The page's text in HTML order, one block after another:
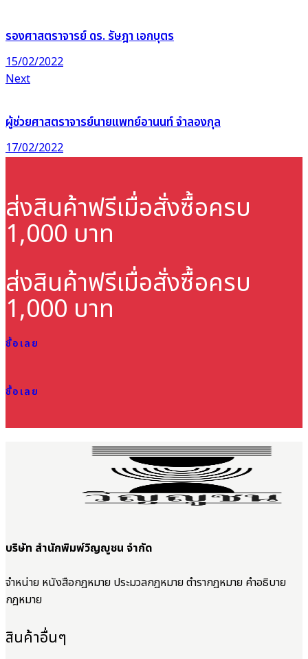
รองศาสตราจารย์ ดร. รัษฎา เอกบุตร
15/02/2022
Next
ผู้ช่วยศาสตราจารย์นายแพทย์อานนท์ จำลองกุล
17/02/2022
ส่งสินค้าฟรีเมื่อสั่งซื้อครบ
1,000 บาท
ส่งสินค้าฟรีเมื่อสั่งซื้อครบ
1,000 บาท
ซื้อเลย
ซื้อเลย
บริษัท สำนักพิมพ์วิญญูชน จำกัด
จำหน่าย หนังสือกฎหมาย ประมวลกฎหมาย ตำรากฎหมาย คำอธิบาย
กฎหมาย
สินค้าอื่นๆ